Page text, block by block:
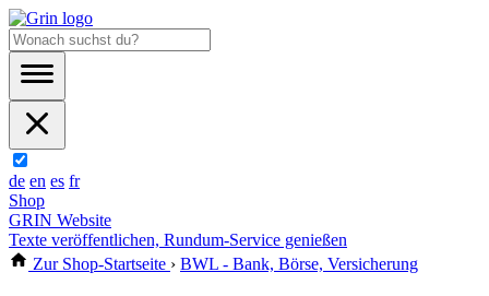
de en es fr
Shop
GRIN Website
Texte veröffentlichen, Rundum-Service genießen
Zur Shop-Startseite › BWL - Bank, Börse, Versicherung